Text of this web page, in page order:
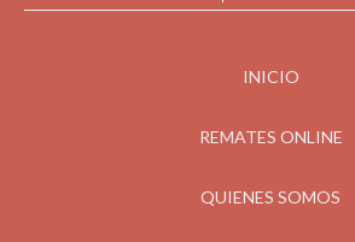
INICIO
REMATES ONLINE
QUIENES SOMOS